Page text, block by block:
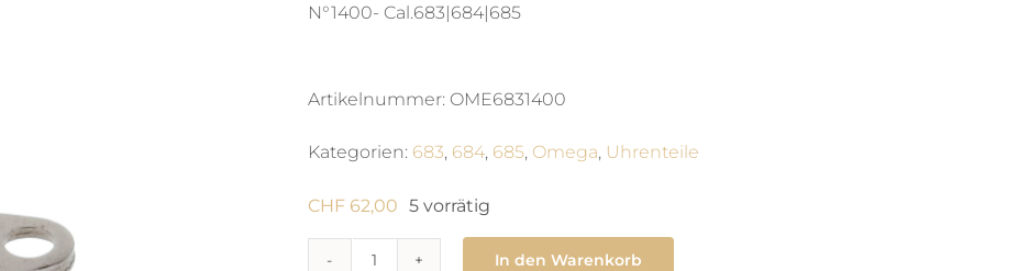
N°1400- Cal.683|684|685
Artikelnummer: OME6831400
Kategorien: 683, 684, 685, Omega, Uhrenteile
CHF62,00 5 vorrätig
In den Warenkorb